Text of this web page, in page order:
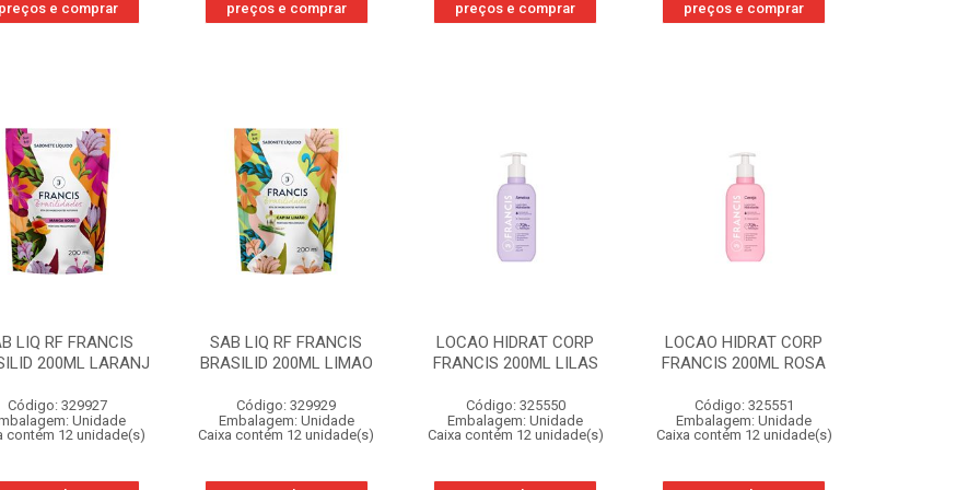
preços e comprar
preços e comprar
preços e comprar
preços e comprar
LIQ RF FRANCIS
200ML LARANJ
Código: 329927
Unidade
contém 12 unidade(s)
SAB LIQ RF FRANCIS
BRASILID 200ML LIMAO
Código: 329929
Embalagem: Unidade
Caixa contém 12 unidade(s)
LOCAO HIDRAT CORP
FRANCIS 200ML LILAS
Código: 325550
Embalagem: Unidade
Caixa contém 12 unidade(s)
LOCAO HIDRAT CORP
FRANCIS 200ML ROSA
Código: 325551
Embalagem: Unidade
Caixa contém 12 unidade(s)